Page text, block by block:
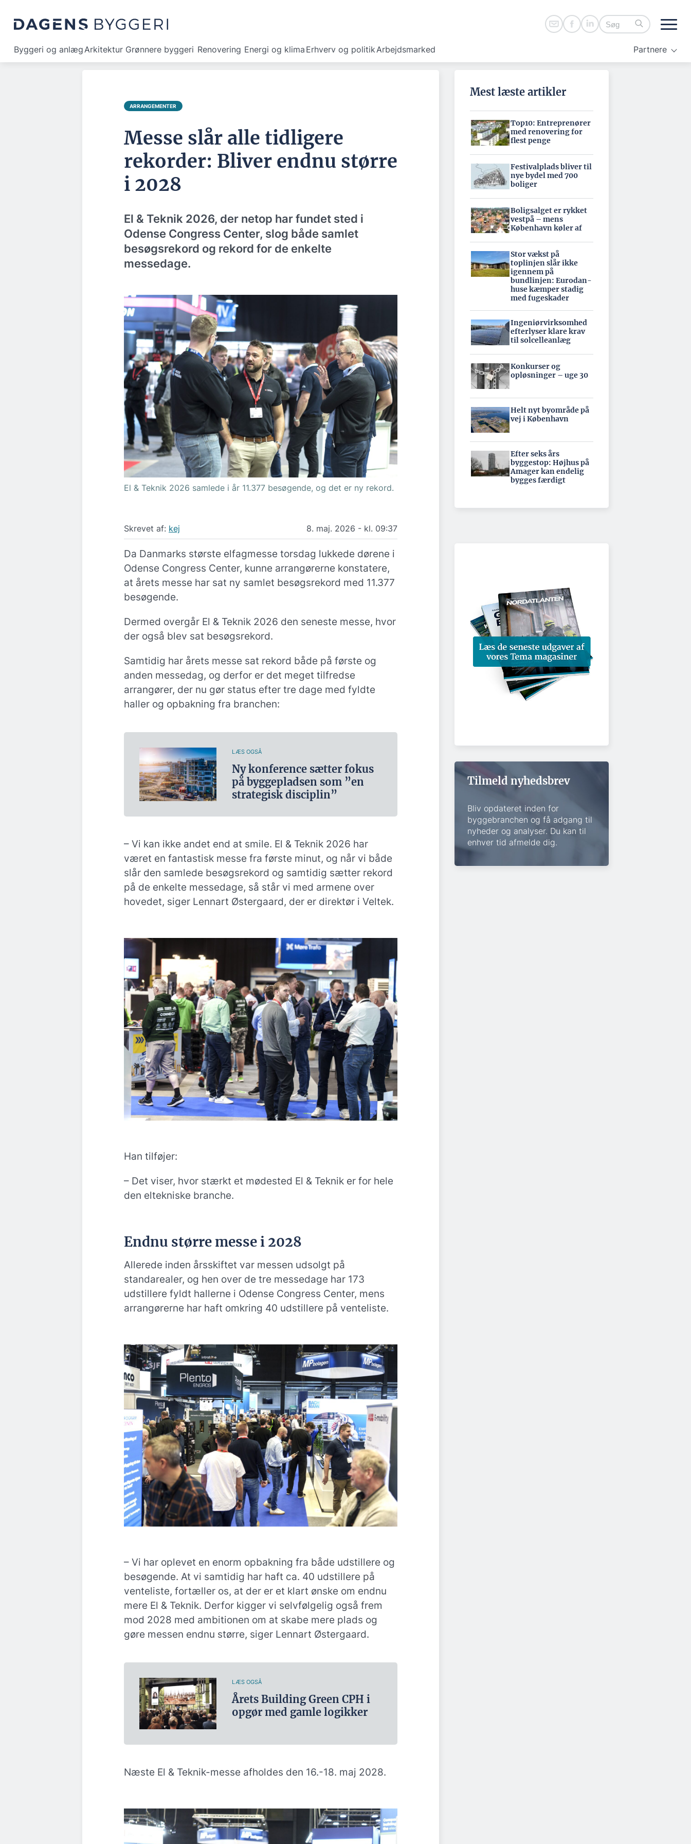
Byggeri og anlægArkitektur Grønnere byggeri Renovering Energi og klima Erhverv og politikArbejdsmarked Partnere
ARRANGEMENTER
Messe slår alle tidligere
rekorder: Bliver endnu større
i 2028
El & Teknik 2026, der netop har fundet sted i
Odense Congress Center, slog både samlet
besøgsrekord og rekord for de enkelte
messedage.
El & Teknik 2026 samlede i år 11.377 besøgende, og det er ny rekord.
Skrevet af: kej 8. maj. 2026 - kl. 09:37
Da Danmarks største elfagmesse torsdag lukkede dørene i
Odense Congress Center, kunne arrangørerne konstatere,
at årets messe har sat ny samlet besøgsrekord med 11.377
besøgende.
Dermed overgår El & Teknik 2026 den seneste messe, hvor
der også blev sat besøgsrekord.
Samtidig har årets messe sat rekord både på første og
anden messedag, og derfor er det meget tilfredse
arrangører, der nu gør status efter tre dage med fyldte
haller og opbakning fra branchen:
LÆS OGSÅ
Ny konference sætter fokus
på byggepladsen som ”en
strategisk disciplin”
– Vi kan ikke andet end at smile. El & Teknik 2026 har
været en fantastisk messe fra første minut, og når vi både
slår den samlede besøgsrekord og samtidig sætter rekord
på de enkelte messedage, så står vi med armene over
hovedet, siger Lennart Østergaard, der er direktør i Veltek.
Han tilføjer:
– Det viser, hvor stærkt et mødested El & Teknik er for hele
den eltekniske branche.
Endnu større messe i 2028
Allerede inden årsskiftet var messen udsolgt på
standarealer, og hen over de tre messedage har 173
udstillere fyldt hallerne i Odense Congress Center, mens
arrangørerne har haft omkring 40 udstillere på venteliste.
– Vi har oplevet en enorm opbakning fra både udstillere og
besøgende. At vi samtidig har haft ca. 40 udstillere på
venteliste, fortæller os, at der er et klart ønske om endnu
mere El & Teknik. Derfor kigger vi selvfølgelig også frem
mod 2028 med ambitionen om at skabe mere plads og
gøre messen endnu større, siger Lennart Østergaard.
LÆS OGSÅ
Årets Building Green CPH i
opgør med gamle logikker
Næste El & Teknik-messe afholdes den 16.-18. maj 2028.
Mest læste artikler
Top10: Entreprenører
med renovering for
flest penge
Festivalplads bliver til
nye bydel med 700
boliger
Boligsalget er rykket
vestpå – mens
København køler af
Stor vækst på
toplinjen slår ikke
igennem på
bundlinjen: Eurodan-
huse kæmper stadig
med fugeskader
Ingeniørvirksomhed
efterlyser klare krav
til solcelleanlæg
Konkurser og
opløsninger – uge 30
Helt nyt byområde på
vej i København
Efter seks års
byggestop: Højhus på
Amager kan endelig
bygges færdigt
Tilmeld nyhedsbrev
Bliv opdateret inden for
byggebranchen og få adgang til
nyheder og analyser. Du kan til
enhver tid afmelde dig.